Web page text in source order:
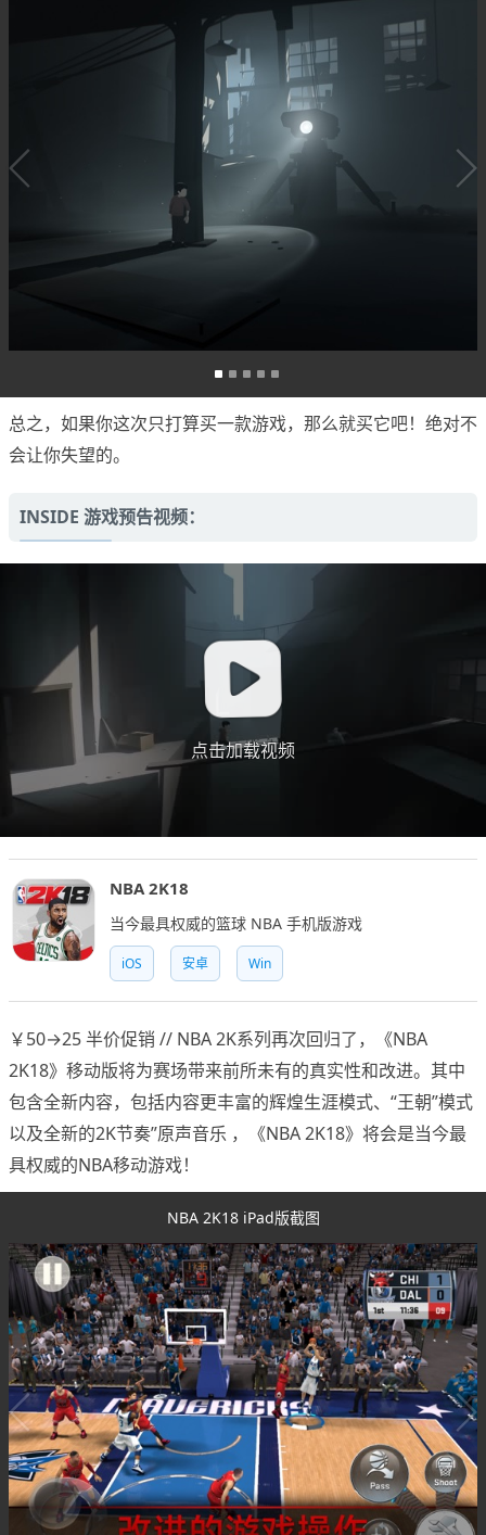
总之，如果你这次只打算买一款游戏，那么就买它吧！绝对不
会让你失望的。
INSIDE 游戏预告视频：
点击加载视频
NBA 2K18
当今最具权威的篮球 NBA 手机版游戏
iOS 安卓 Win
￥50→25 半价促销 // NBA 2K系列再次回归了，《NBA
2K18》移动版将为赛场带来前所未有的真实性和改进。其中
包含全新内容，包括内容更丰富的辉煌生涯模式、“王朝”模式
以及全新的2K节奏”原声音乐 ，《NBA 2K18》将会是当今最
具权威的NBA移动游戏！
NBA 2K18 iPad版截图